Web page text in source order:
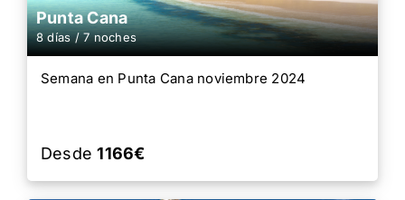
Punta Cana
8 días / 7 noches
Semana en Punta Cana noviembre 2024
Desde1166€